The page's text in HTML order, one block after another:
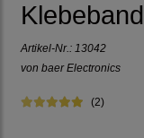
Artikel-Nr.: 13042
von baer Electronics
(2)